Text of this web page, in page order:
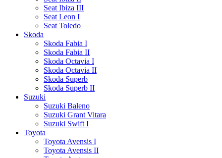
Seat Ibiza III
Seat Leon I
Seat Toledo
Skoda
Skoda Fabia I
Skoda Fabia II
Skoda Octavia I
Skoda Octavia II
Skoda Superb
Skoda Superb II
Suzuki
Suzuki Baleno
Suzuki Grant Vitara
Suzuki Swift I
Toyota
Toyota Avensis I
Toyota Avensis II